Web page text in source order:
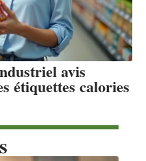
avis
étiquettes calories